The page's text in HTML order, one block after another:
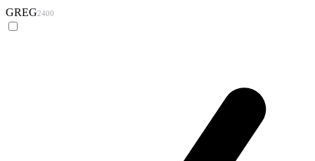
GREG2400